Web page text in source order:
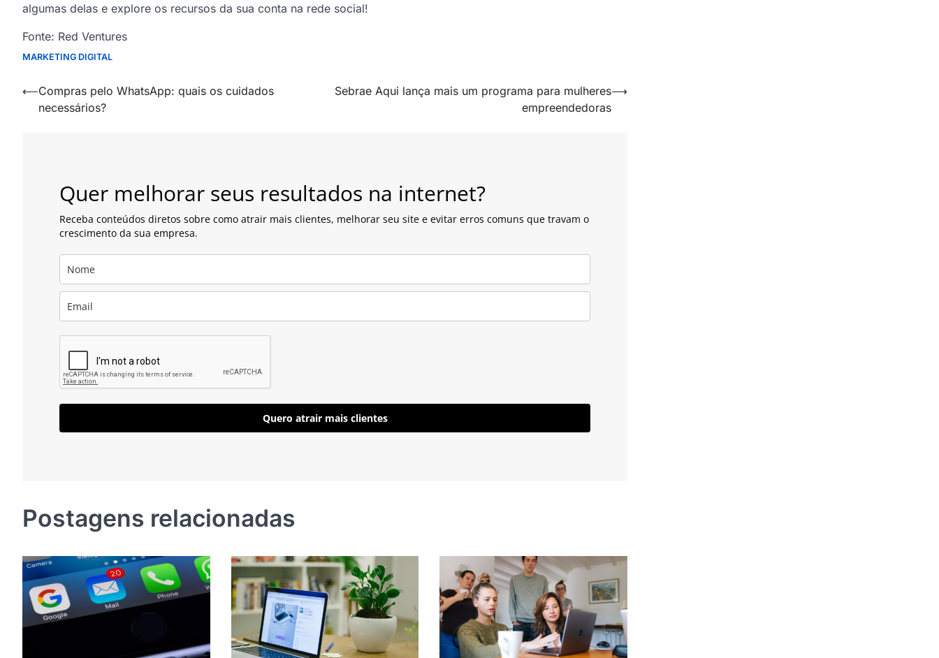
algumas delas e explore os recursos da sua conta na rede social!
Fonte: Red Ventures
MARKETING DIGITAL
Navegação
⟵Compras pelo WhatsApp: quais os cuidados
necessários?
Sebrae Aqui lança mais um programa para mulheres
empreendedoras
⟶
Quer melhorar seus resultados na internet?
Receba conteúdos diretos sobre como atrair mais clientes, melhorar seu site e evitar erros comuns que travam o
crescimento da sua empresa.
Quero atrair mais clientes
Postagens relacionadas